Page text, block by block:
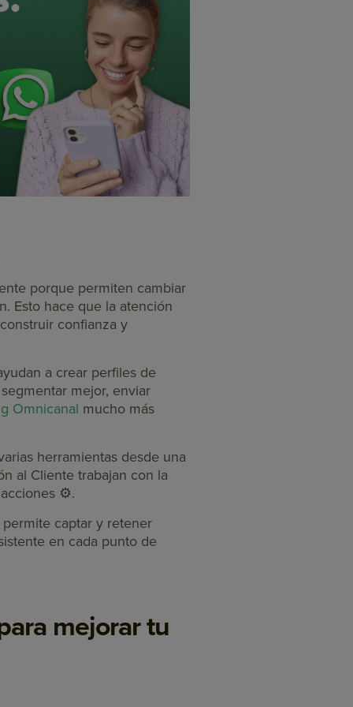
porque permiten cambiar
Esto hace que la atención
confianza y
a crear perfiles de
mejor, enviar
Omnicanal mucho más
herramientas desde una
al Cliente trabajan con la
⚙️.
captar y retener
en cada punto de
mejorar tu